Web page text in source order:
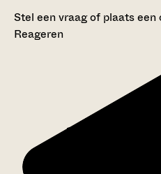
Stel een vraag of plaats
Reageren